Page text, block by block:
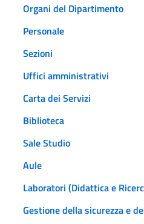
Organi del Dipartimento
Personale
Sezioni
Uffici amministrativi
Carta dei Servizi
Biblioteca
Sale Studio
Aule
Laboratori (Didattica e
Gestione della sicurezza e